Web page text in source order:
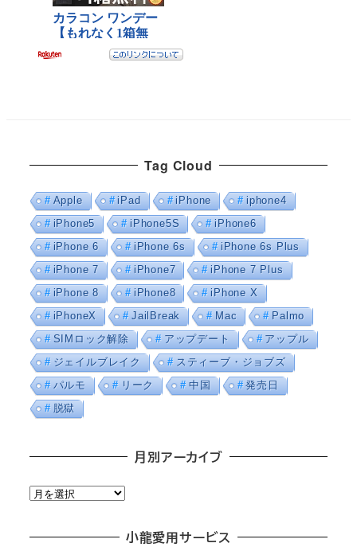
Tag Cloud
Apple iPad iPhone
iphone4
iPhone5
iPhone5S
iPhone6
iPhone 6
iPhone 6s
iPhone 6s Plus
iPhone 7
iPhone7
iPhone 7 Plus
iPhone 8
iPhone8
iPhone X
iPhoneX
JailBreak Mac
Palmo
SIMロック解除
アップデート
アップル
ジェイルブレイク
スティーブ・ジョブズ
パルモ
リーク 中国
発売日
脱獄
月別アーカイブ
月
小龍愛用サービス